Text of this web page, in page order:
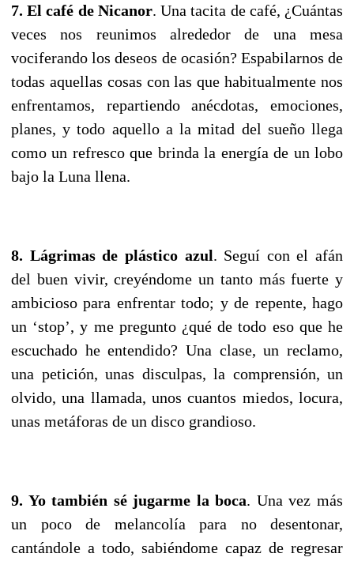
7. El café de Nicanor. Una tacita de café, ¿Cuántas
veces nos reunimos alrededor de una mesa
vociferando los deseos de ocasión? Espabilarnos de
todas aquellas cosas con las que habitualmente nos
enfrentamos, repartiendo anécdotas, emociones,
planes, y todo aquello a la mitad del sueño llega
como un refresco que brinda la energía de un lobo
bajo la Luna llena.
8. Lágrimas de plástico azul. Seguí con el afán
del buen vivir, creyéndome un tanto más fuerte y
ambicioso para enfrentar todo; y de repente, hago
un ‘stop’, y me pregunto ¿qué de todo eso que he
escuchado he entendido? Una clase, un reclamo,
una petición, unas disculpas, la comprensión, un
olvido, una llamada, unos cuantos miedos, locura,
unas metáforas de un disco grandioso.
9. Yo también sé jugarme la boca. Una vez más
un poco de melancolía para no desentonar,
cantándole a todo, sabiéndome capaz de regresar